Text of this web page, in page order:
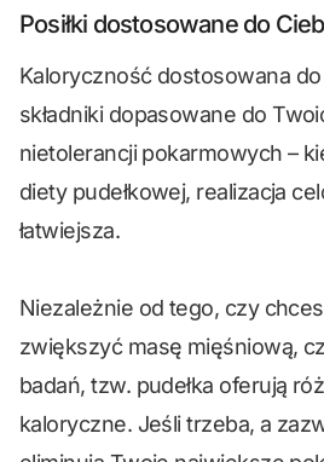
Posiłki dostosowane do
Kaloryczność dostosowana
składniki dopasowane do
nietolerancji pokarmowych –
diety pudełkowej, realizacja
łatwiejsza.
Niezależnie od tego, czy
zwiększyć masę mięśniową,
badań, tzw. pudełka oferują
kaloryczne. Jeśli trzeba, a